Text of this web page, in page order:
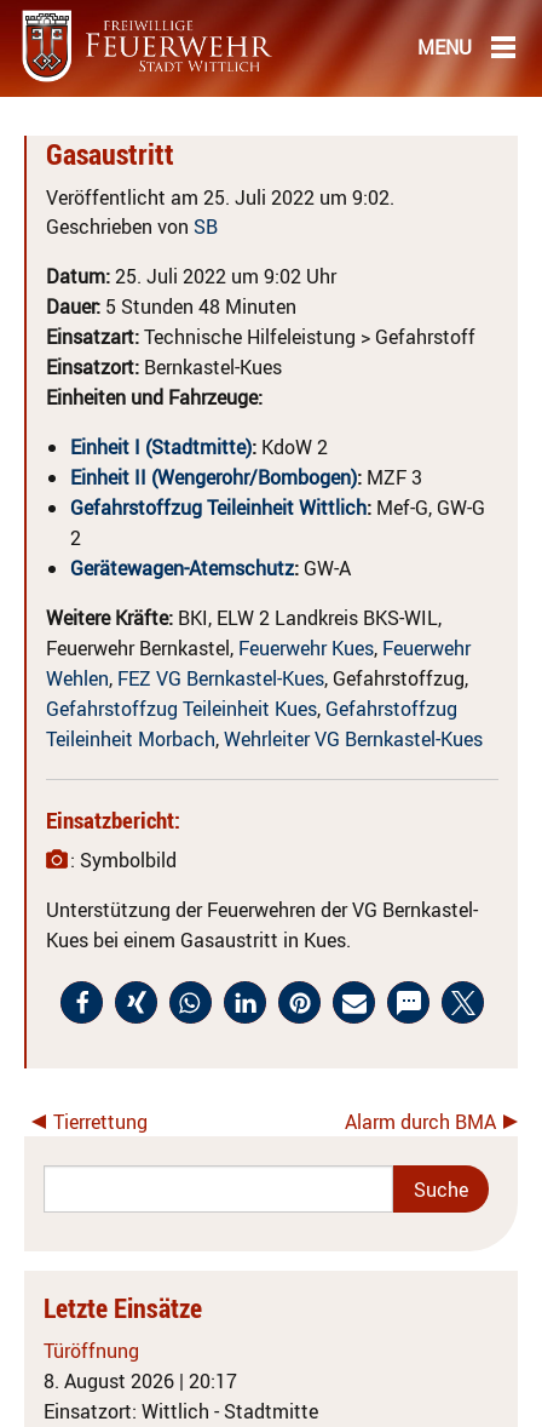
Gasaustritt
Veröffentlicht am 25. Juli 2022 um 9:02.
Geschrieben von SB
Datum:25. Juli 2022 um 9:02 Uhr
Dauer: 5 Stunden 48 Minuten
Einsatzart:Technische Hilfeleistung > Gefahrstoff
Einsatzort: Bernkastel-Kues
Einheiten und Fahrzeuge:
Einheit I (Stadtmitte): KdoW 2
Einheit II (Wengerohr/Bombogen): MZF 3
Gefahrstoffzug Teileinheit Wittlich: Mef-G, GW-G
2
Gerätewagen-Atemschutz: GW-A
Weitere Kräfte: BKI, ELW 2 Landkreis BKS-WIL,
Feuerwehr Bernkastel, Feuerwehr Kues, Feuerwehr
Wehlen, FEZ VG Bernkastel-Kues, Gefahrstoffzug,
Gefahrstoffzug Teileinheit Kues, Gefahrstoffzug
Teileinheit Morbach,Wehrleiter VG Bernkastel-Kues
Einsatzbericht:
: Symbolbild
Unterstützung der Feuerwehren der VG Bernkastel-
Kues bei einem Gasaustritt in Kues.
Tierrettung Alarm durch BMA
Letzte Einsätze
Türöffnung
8. August 2026 | 20:17
Einsatzort: Wittlich - Stadtmitte